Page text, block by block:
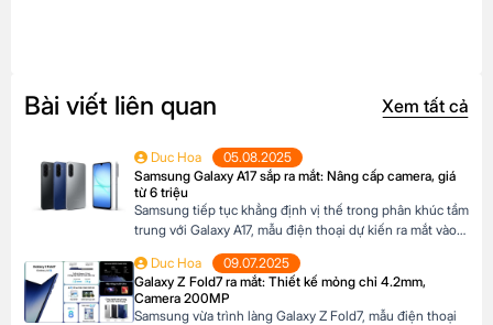
Bài viết liên quan Xem tất cả
Duc Hoa
05.08.2025
Samsung Galaxy A17 sắp ra mắt: Nâng cấp camera, giá
từ 6 triệu
Samsung tiếp tục khẳng định vị thế trong phân khúc tầm
trung với Galaxy A17, mẫu điện thoại dự kiến ra mắt vào
bán lẻ tại Châu Âu. Với những nâng cấp đáng chú ý về
camera, hiệu năng và thiết kế, Galaxy A17 […]
Duc Hoa
09.07.2025
Galaxy Z Fold7 ra mắt: Thiết kế mỏng chỉ 4.2mm,
Camera 200MP
Samsung vừa trình làng Galaxy Z Fold7, mẫu điện thoại